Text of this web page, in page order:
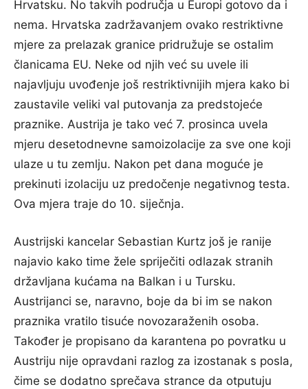
Hrvatsku. No takvih područja u Europi gotovo da i
nema. Hrvatska zadržavanjem ovako restriktivne
mjere za prelazak granice pridružuje se ostalim
članicama EU. Neke od njih već su uvele ili
najavljuju uvođenje još restriktivnijih mjera kako bi
zaustavile veliki val putovanja za predstojeće
praznike. Austrija je tako već 7. prosinca uvela
mjeru desetodnevne samoizolacije za sve one koji
ulaze u tu zemlju. Nakon pet dana moguće je
prekinuti izolaciju uz predočenje negativnog testa.
Ova mjera traje do 10. siječnja.
Austrijski kancelar Sebastian Kurtz još je ranije
najavio kako time žele spriječiti odlazak stranih
državljana kućama na Balkan i u Tursku.
Austrijanci se, naravno, boje da bi im se nakon
praznika vratilo tisuće novozaraženih osoba.
Također je propisano da karantena po povratku u
Austriju nije opravdani razlog za izostanak s posla,
čime se dodatno sprečava strance da otputuju